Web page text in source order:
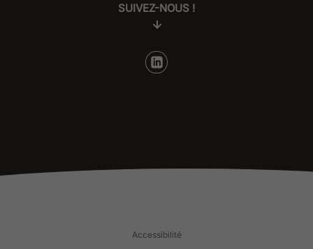
SUIVEZ-NOUS !
Accessibilité